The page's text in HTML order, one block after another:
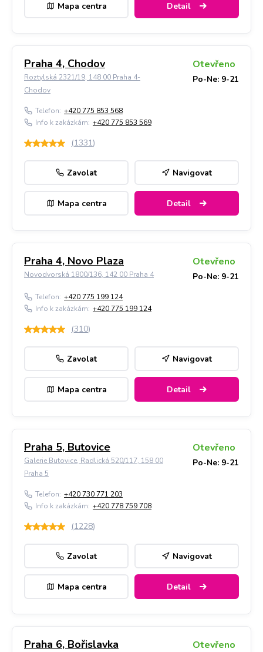
Mapa centra Detail
Praha 4, Chodov
Roztylská 2321/19, 148 00 Praha 4-
Chodov
Otevřeno
Po-Ne: 9-21
Telefon: +420 775 853 568
Info k zakázkám: +420 775 853 569
(1331)
Zavolat Navigovat
Mapa centra Detail
Praha 4, Novo Plaza
Novodvorská 1800/136, 142 00 Praha 4
Otevřeno
Po-Ne: 9-21
Telefon: +420 775 199 124
Info k zakázkám: +420 775 199 124
(310)
Zavolat Navigovat
Mapa centra Detail
Praha 5, Butovice
Galerie Butovice, Radlická 520/117, 158 00
Praha 5
Otevřeno
Po-Ne: 9-21
Telefon: +420 730 771 203
Info k zakázkám: +420 778 759 708
(1228)
Zavolat Navigovat
Mapa centra Detail
Praha 6, Bořislavka Otevřeno